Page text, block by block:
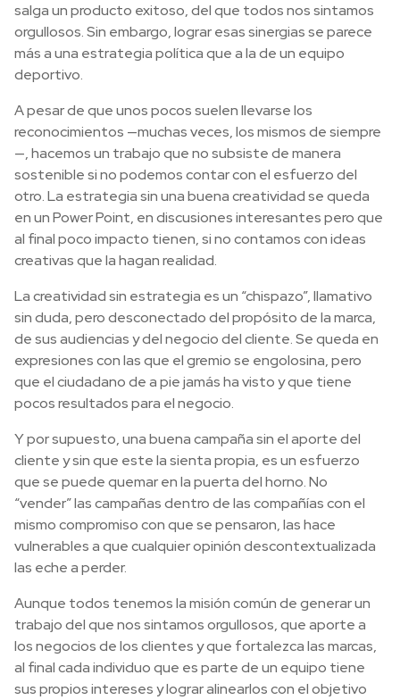
salga un producto exitoso, del que todos nos sintamos
orgullosos. Sin embargo, lograr esas sinergias se parece
más a una estrategia política que a la de un equipo
deportivo.
A pesar de que unos pocos suelen llevarse los
reconocimientos —muchas veces, los mismos de siempre
—, hacemos un trabajo que no subsiste de manera
sostenible si no podemos contar con el esfuerzo del
otro. La estrategia sin una buena creatividad se queda
en un Power Point, en discusiones interesantes pero que
al final poco impacto tienen, si no contamos con ideas
creativas que la hagan realidad.
La creatividad sin estrategia es un “chispazo”, llamativo
sin duda, pero desconectado del propósito de la marca,
de sus audiencias y del negocio del cliente. Se queda en
expresiones con las que el gremio se engolosina, pero
que el ciudadano de a pie jamás ha visto y que tiene
pocos resultados para el negocio.
Y por supuesto, una buena campaña sin el aporte del
cliente y sin que este la sienta propia, es un esfuerzo
que se puede quemar en la puerta del horno. No
“vender” las campañas dentro de las compañías con el
mismo compromiso con que se pensaron, las hace
vulnerables a que cualquier opinión descontextualizada
las eche a perder.
Aunque todos tenemos la misión común de generar un
trabajo del que nos sintamos orgullosos, que aporte a
los negocios de los clientes y que fortalezca las marcas,
al final cada individuo que es parte de un equipo tiene
sus propios intereses y lograr alinearlos con el objetivo